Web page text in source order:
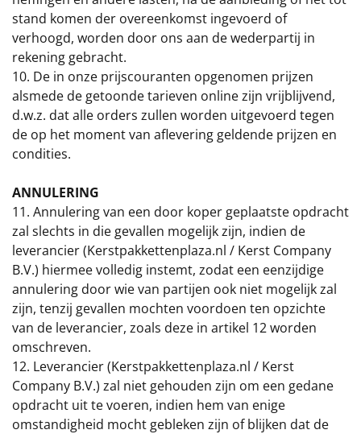
Ideeën
Personeel
Doe het zelf
Sinterklaaspakketten
Kerstgeschenken 2026
Relatiegeschenken
Cadeaubon
Per stuk
Alle overige
stand komen der overeenkomst ingevoerd of
verhoogd, worden door ons aan de wederpartij in
rekening gebracht.
10. De in onze prijscouranten opgenomen prijzen
alsmede de getoonde tarieven online zijn vrijblijvend,
d.w.z. dat alle orders zullen worden uitgevoerd tegen
de op het moment van aflevering geldende prijzen en
condities.
ANNULERING
11. Annulering van een door koper geplaatste opdracht
zal slechts in die gevallen mogelijk zijn, indien de
leverancier (Kerstpakkettenplaza.nl / Kerst Company
B.V.) hiermee volledig instemt, zodat een eenzijdige
annulering door wie van partijen ook niet mogelijk zal
zijn, tenzij gevallen mochten voordoen ten opzichte
van de leverancier, zoals deze in artikel 12 worden
omschreven.
12. Leverancier (Kerstpakkettenplaza.nl / Kerst
Company B.V.) zal niet gehouden zijn om een gedane
opdracht uit te voeren, indien hem van enige
omstandigheid mocht gebleken zijn of blijken dat de